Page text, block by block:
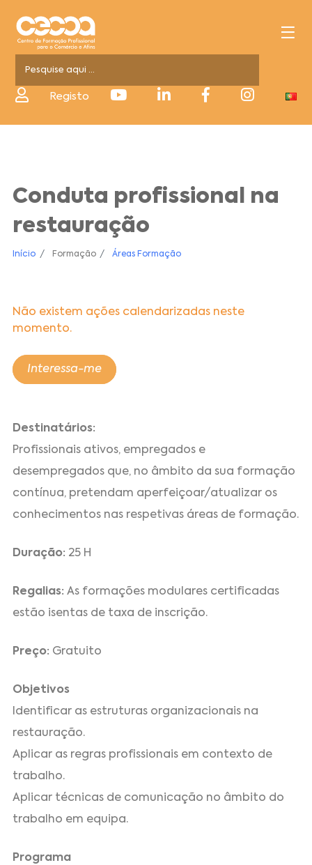
Registo
Conduta profissional na
restauração
Início Formação Áreas Formação
Não existem ações calendarizadas neste
momento.
Interessa-me
Destinatários:
Profissionais ativos, empregados e
desempregados que, no âmbito da sua formação
contínua, pretendam aperfeiçoar/atualizar os
conhecimentos nas respetivas áreas de formação.
Duração: 25 H
Regalias: As formações modulares certificadas
estão isentas de taxa de inscrição.
Preço: Gratuito
Objetivos
Identificar as estruturas organizacionais na
restauração.
Aplicar as regras profissionais em contexto de
trabalho.
Aplicar técnicas de comunicação no âmbito do
trabalho em equipa.
Programa